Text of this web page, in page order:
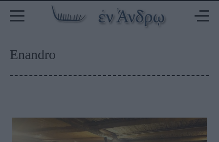
Enandro